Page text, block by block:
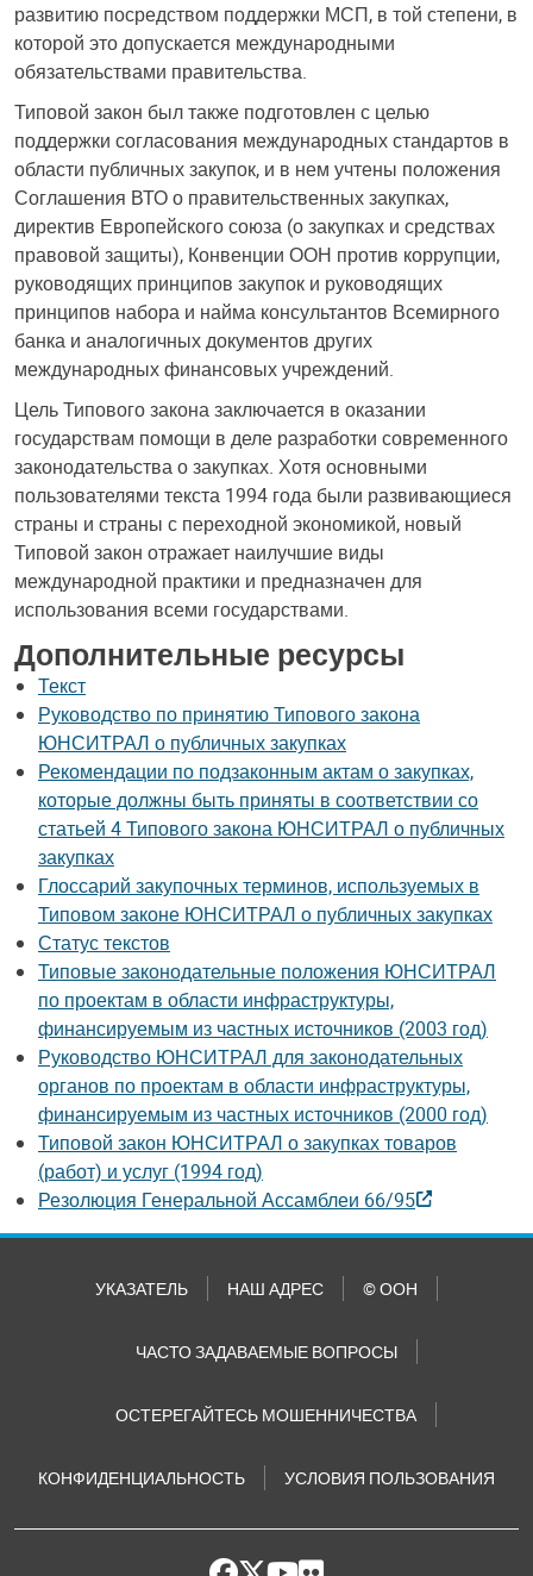
развитию посредством поддержки МСП, в той степени, в
которой это допускается международными
обязательствами правительства.
Типовой закон был также подготовлен с целью
поддержки согласования международных стандартов в
области публичных закупок, и в нем учтены положения
Соглашения ВТО о правительственных закупках,
директив Европейского союза (о закупках и средствах
правовой защиты), Конвенции ООН против коррупции,
руководящих принципов закупок и руководящих
принципов набора и найма консультантов Всемирного
банка и аналогичных документов других
международных финансовых учреждений.
Цель Типового закона заключается в оказании
государствам помощи в деле разработки современного
законодательства о закупках. Хотя основными
пользователями текста 1994 года были развивающиеся
страны и страны с переходной экономикой, новый
Типовой закон отражает наилучшие виды
международной практики и предназначен для
использования всеми государствами.
Дополнительные ресурсы
Текст
Руководство по принятию Типового закона
ЮНСИТРАЛ о публичных закупках
Рекомендации по подзаконным актам о закупках,
которые должны быть приняты в соответствии со
статьей 4 Типового закона ЮНСИТРАЛ о публичных
закупках
Глоссарий закупочных терминов, используемых в
Типовом законе ЮНСИТРАЛ о публичных закупках
Статус текстов
Типовые законодательные положения ЮНСИТРАЛ
по проектам в области инфраструктуры,
финансируемым из частных источников (2003 год)
Руководство ЮНСИТРАЛ для законодательных
органов по проектам в области инфраструктуры,
финансируемым из частных источников (2000 год)
Типовой закон ЮНСИТРАЛ о закупках товаров
(работ) и услуг (1994 год)
Резолюция Генеральной Ассамблеи 66/95
УКАЗАТЕЛЬ НАШ АДРЕС © ООН
ЧАСТО ЗАДАВАЕМЫЕ ВОПРОСЫ
ОСТЕРЕГАЙТЕСЬ МОШЕННИЧЕСТВА
КОНФИДЕНЦИАЛЬНОСТЬ УСЛОВИЯ ПОЛЬЗОВАНИЯ